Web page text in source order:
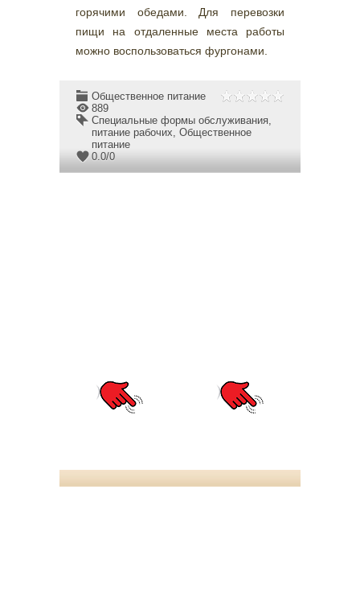
горячими обедами. Для перевозки
пищи на отдаленные места работы
можно воспользоваться фургонами.
Общественное питание
889
Специальные формы обслуживания,
питание рабочих, Общественное
питание
0.0/0